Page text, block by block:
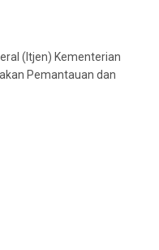
(Itjen) Kementerian
Pemantauan dan